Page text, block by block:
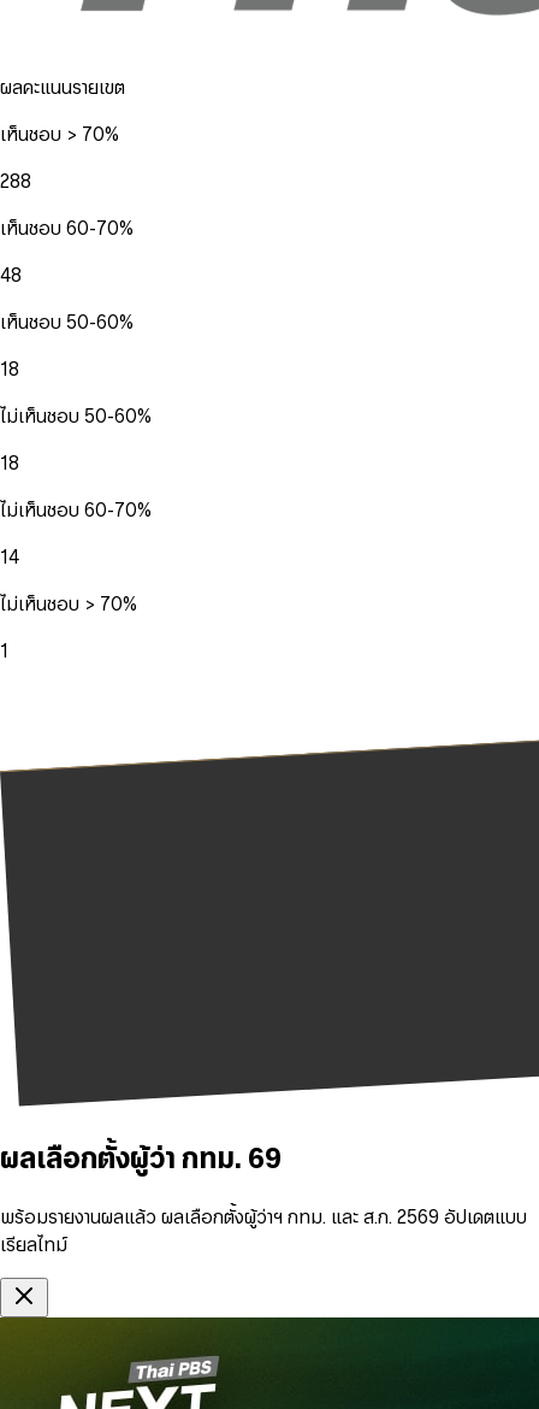
ผลคะแนนรายเขต
เห็นชอบ > 70%
288
เห็นชอบ 60-70%
48
เห็นชอบ 50-60%
18
ไม่เห็นชอบ 50-60%
18
ไม่เห็นชอบ 60-70%
14
ไม่เห็นชอบ > 70%
1
ผลเลือกตั้งผู้ว่า กทม. 69
พร้อมรายงานผลแล้ว ผลเลือกตั้งผู้ว่าฯ กทม. และ ส.ก. 2569 อัปเดตแบบ
เรียลไทม์